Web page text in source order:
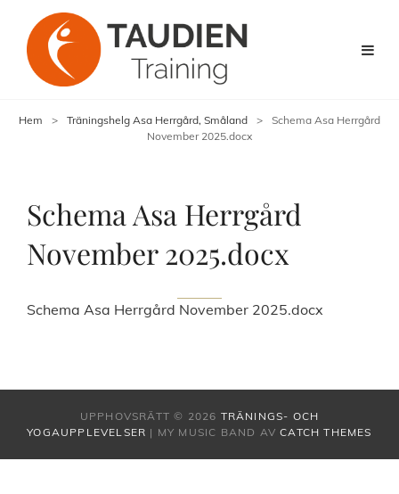
Hem > Träningshelg Asa Herrgård, Småland >
Schema Asa Herrgård
November 2025.docx
Schema Asa Herrgård
November 2025.docx
Schema Asa Herrgård November 2025.docx
UPPHOVSRÄTT © 2026 TRÄNINGS- OCH
YOGAUPPLEVELSER | MY MUSIC BAND AVCATCH THEMES